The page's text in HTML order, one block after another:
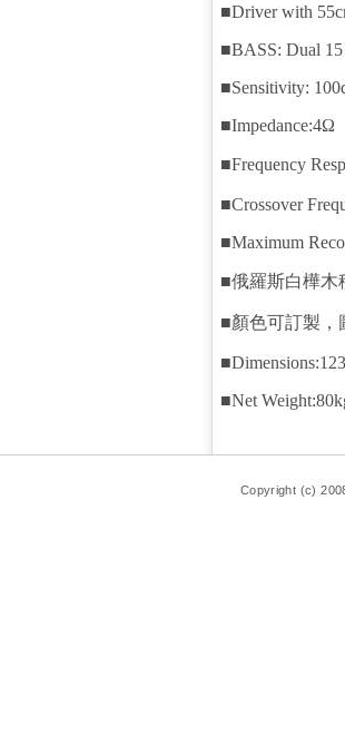
■Driver with
■BASS: Dual
■Sensitivity:
■Impedance:4Ω
■Frequency
■Crossover
■Maximum
■俄羅斯白樺木
■顏色可訂製，
■Net
Copyright (c)